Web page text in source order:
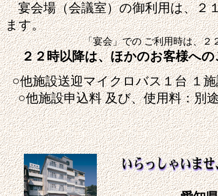
宴会場（会議室）の御利用は、２
ます。
「宴会」での ご利用時は、２２
２２時以降は、ほかのお客様へ
○他施設送迎マイクロバス１台 １
○他施設申込料 及び、使用料：別